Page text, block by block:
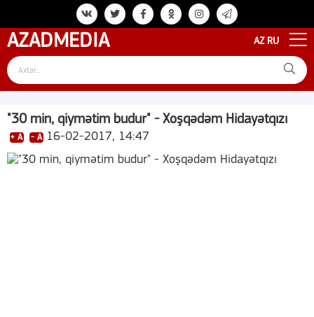
AZADMEDIA AZ RU
"30 min, qiymətim budur" - Xoşqədəm Hidayətqızı
+ A - A 16-02-2017, 14:47